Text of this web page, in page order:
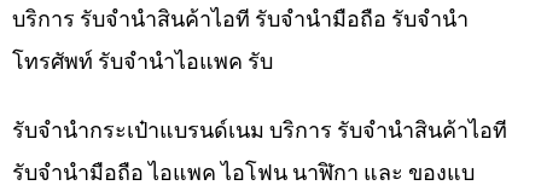
บริการ รับจำนำสินค้าไอที รับจำนำมือถือ รับจำนำ
โทรศัพท์ รับจำนำไอแพค รับ
รับจำนำกระเป๋าแบรนด์เนม บริการ รับจำนำสินค้าไอที
รับจำนำมือถือ ไอแพค ไอโฟน นาฬิกา และ ของแบ